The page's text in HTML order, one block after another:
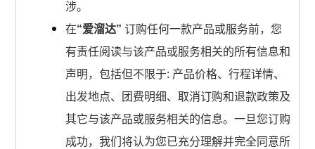
涉。
在“爱溜达” 订购任何一款产品或服务前，您
有责任阅读与该产品或服务相关的所有信息和
声明，包括但不限于: 产品价格、行程详情、
出发地点、团费明细、取消订购和退款政策及
其它与该产品或服务相关的信息。一旦您订购
成功，我们将认为您已充分理解并完全同意所